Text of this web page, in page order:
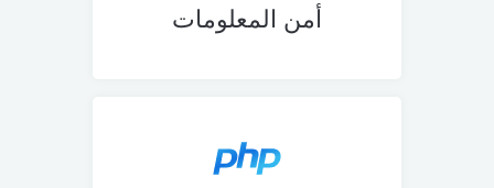
أمن المعلومات